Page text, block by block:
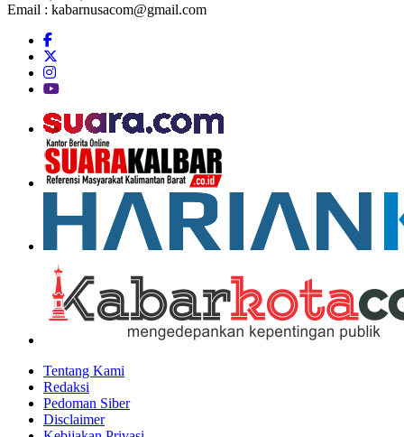
Email : kabarnusacom@gmail.com
Tentang Kami
Redaksi
Pedoman Siber
Disclaimer